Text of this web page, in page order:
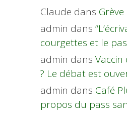
Claude dans Grève
admin dans
courgettes et le
admin dans Vaccin
? Le débat est
admin dans Café
propos du pass